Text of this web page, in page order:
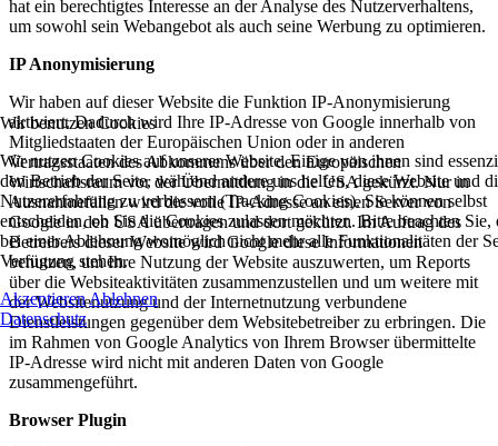
hat ein berechtigtes Interesse an der Analyse des Nutzerverhaltens,
um sowohl sein Webangebot als auch seine Werbung zu optimieren.
IP Anonymisierung
Wir haben auf dieser Website die Funktion IP-Anonymisierung
aktiviert. Dadurch wird Ihre IP-Adresse von Google innerhalb von
Mitgliedstaaten der Europäischen Union oder in anderen
Vertragsstaaten des Abkommens über den Europäischen
Wirtschaftsraum vor der Übermittlung in die USA gekürzt. Nur in
Ausnahmefällen wird die volle IP-Adresse an einen Server von
Google in den USA übertragen und dort gekürzt. Im Auftrag des
Betreibers dieser Website wird Google diese Informationen
benutzen, um Ihre Nutzung der Website auszuwerten, um Reports
über die Websiteaktivitäten zusammenzustellen und um weitere mit
der Websitenutzung und der Internetnutzung verbundene
Dienstleistungen gegenüber dem Websitebetreiber zu erbringen. Die
im Rahmen von Google Analytics von Ihrem Browser übermittelte
IP-Adresse wird nicht mit anderen Daten von Google
zusammengeführt.
Browser Plugin
Wir benutzen Cookies
Wir nutzen Cookies auf unserer Website. Einige von ihnen sind
den Betrieb der Seite, während andere uns helfen, diese Website und
Nutzererfahrung zu verbessern (Tracking Cookies). Sie können selbst
entscheiden, ob Sie die Cookies zulassen möchten. Bitte beachten Sie,
bei einer Ablehnung womöglich nicht mehr alle Funktionalitäten der
Verfügung stehen.
AkzeptierenAblehnen
Datenschutz